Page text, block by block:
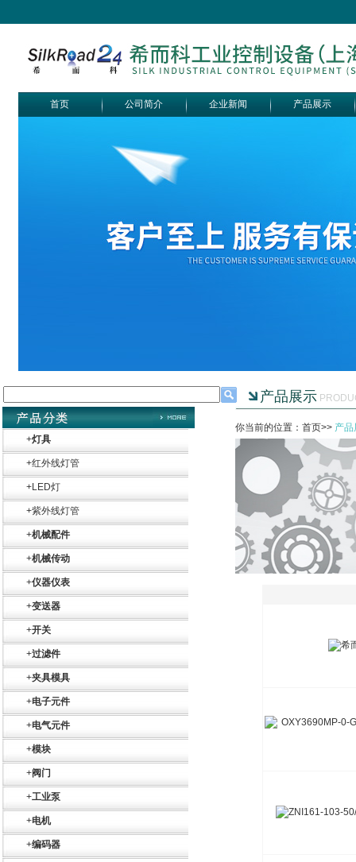
首页 公司简介 企业新闻 产品展示
+灯具
+红外线灯管
+LED灯
+紫外线灯管
+机械配件
+机械传动
+仪器仪表
+变送器
+开关
+过滤件
+夹具模具
+电子元件
+电气元件
+模块
+阀门
+工业泵
+电机
+编码器
德国HBM
产品展示
你当前的位置：首页>> 产品